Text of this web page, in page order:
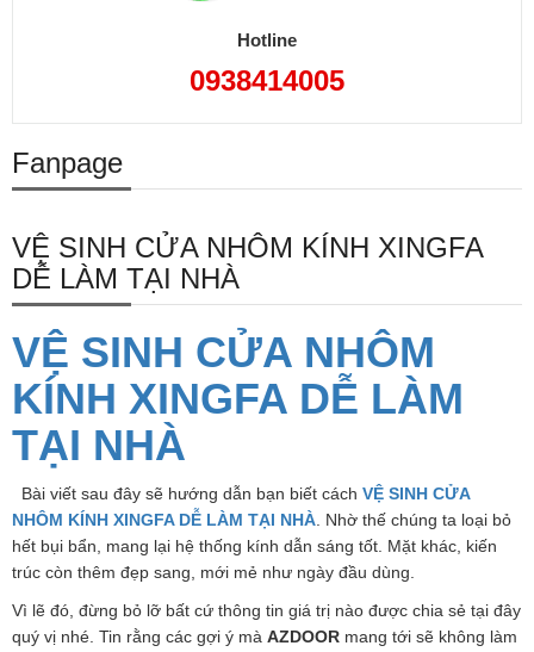
Hotline
0938414005
Fanpage
VỆ SINH CỬA NHÔM KÍNH XINGFA
DỄ LÀM TẠI NHÀ
VỆ SINH CỬA NHÔM
KÍNH XINGFA DỄ LÀM
TẠI NHÀ
Bài viết sau đây sẽ hướng dẫn bạn biết cách VỆ SINH CỬA
NHÔM KÍNH XINGFA DỄ LÀM TẠI NHÀ . Nhờ thế chúng ta loại bỏ
hết bụi bẩn, mang lại hệ thống kính dẫn sáng tốt. Mặt khác, kiến
trúc còn thêm đẹp sang, mới mẻ như ngày đầu dùng.
Vì lẽ đó, đừng bỏ lỡ bất cứ thông tin giá trị nào được chia sẻ tại đây
quý vị nhé. Tin rằng các gợi ý mà AZDOOR mang tới sẽ không làm